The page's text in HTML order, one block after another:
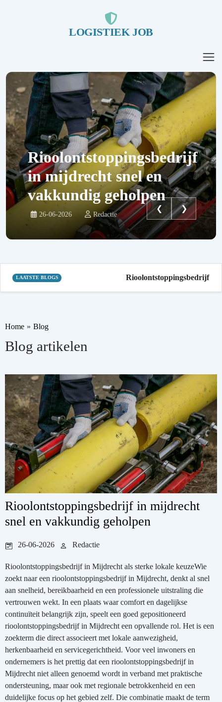
LOGISTIEK JOB
Rioolontstoppingsbedrijf
in mijdrecht snel en
vakkundig geholpen
26-06-2026 Redactie
❮ ❯
LAATSTE BLOGS Rioolontstoppingsbedrijf in
Home » Blog
Blog artikelen
Rioolontstoppingsbedrijf in mijdrecht
snel en vakkundig geholpen
26-06-2026 Redactie
Rioolontstoppingsbedrijf in Mijdrecht als sterke lokale keuzeWie
zoekt naar een rioolontstoppingsbedrijf in Mijdrecht, denkt al snel
aan snelheid, bereikbaarheid en een professionele uitstraling die
vertrouwen wekt. In een plaats waar comfort en dagelijkse
continuïteit belangrijk zijn, speelt een goed gepositioneerd
rioolontstoppingsbedrijf in Mijdrecht een opvallende rol. Het is een
zoekterm die direct associeert met lokale aanwezigheid,
herkenbaarheid en servicegerichtheid. Voor veel inwoners en
ondernemers is het prettig dat een rioolontstoppingsbedrijf in
Mijdrecht niet alleen genoemd wordt in verband met praktische
ondersteuning, maar ook met regionale betrokkenheid en een
duidelijke focus op het gebied zelf. Die combinatie maakt de term